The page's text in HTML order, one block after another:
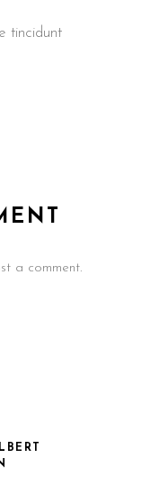
tincidunt
a comment.